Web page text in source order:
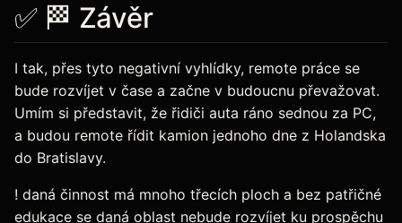
✅ 🏁 Závěr
I tak, přes tyto negativní vyhlídky, remote práce se
bude rozvíjet v čase a začne v budoucnu převažovat.
Umím si představit, že řidiči auta ráno sednou za PC,
a budou remote řídit kamion jednoho dne z Holandska
do Bratislavy.
! daná činnost má mnoho třecích ploch a bez patřičné
edukace se daná oblast nebude rozvíjet ku prospěchu